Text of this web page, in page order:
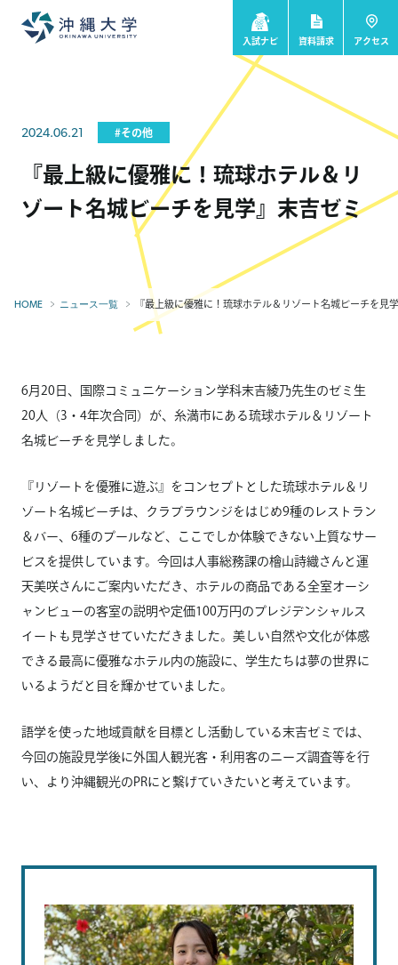
入試ナビ 資料請求 アクセス
2024.06.21 #その他
『最上級に優雅に！琉球ホテル＆リ
ゾート名城ビーチを見学』末吉ゼミ
HOME ニュース一覧 『最上級に優雅に！琉球ホテル＆リゾート名城ビーチを見
6月20日、国際コミュニケーション学科末吉綾乃先生のゼミ生
20人（3・4年次合同）が、糸満市にある琉球ホテル＆リゾート
名城ビーチを見学しました。
『リゾートを優雅に遊ぶ』をコンセプトとした琉球ホテル＆リ
ゾート名城ビーチは、クラブラウンジをはじめ9種のレストラン
＆バー、6種のプールなど、ここでしか体験できない上質なサー
ビスを提供しています。今回は人事総務課の檜山詩織さんと運
天美咲さんにご案内いただき、ホテルの商品である全室オーシ
ャンビューの客室の説明や定価100万円のプレジデンシャルス
イートも見学させていただきました。美しい自然や文化が体感
できる最高に優雅なホテル内の施設に、学生たちは夢の世界に
いるようだと目を輝かせていました。
語学を使った地域貢献を目標とし活動している末吉ゼミでは、
今回の施設見学後に外国人観光客・利用客のニーズ調査等を行
い、より沖縄観光のPRにと繋げていきたいと考えています。